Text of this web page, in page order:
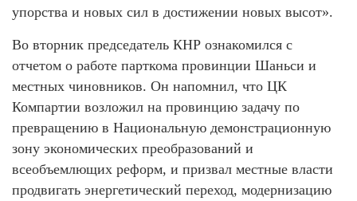
упорства и новых сил в достижении новых высот».
Во вторник председатель КНР ознакомился с
отчетом о работе парткома провинции Шаньси и
местных чиновников. Он напомнил, что ЦК
Компартии возложил на провинцию задачу по
превращению в Национальную демонстрационную
зону экономических преобразований и
всеобъемлющих реформ, и призвал местные власти
продвигать энергетический переход, модернизацию